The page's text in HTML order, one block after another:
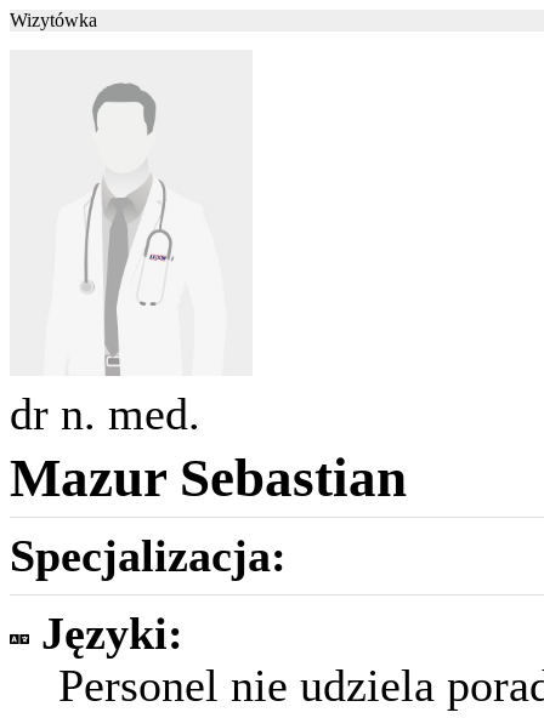
Wizytówka
dr n. med.
Mazur Sebastian
Specjalizacja:
Języki:
Personel nie udziela